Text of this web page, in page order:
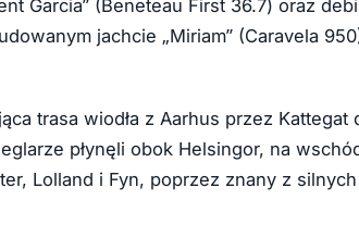
Garcia” (Beneteau First 36.7) oraz
jachcie „Miriam” (Caravela
trasa wiodła z Aarhus przez
płynęli obok Helsingor, na
Lolland i Fyn, poprzez znany z